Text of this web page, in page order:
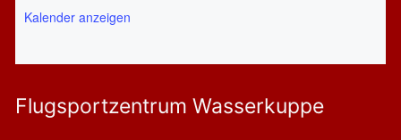
Kalender anzeigen
Flugsportzentrum Wasserkuppe